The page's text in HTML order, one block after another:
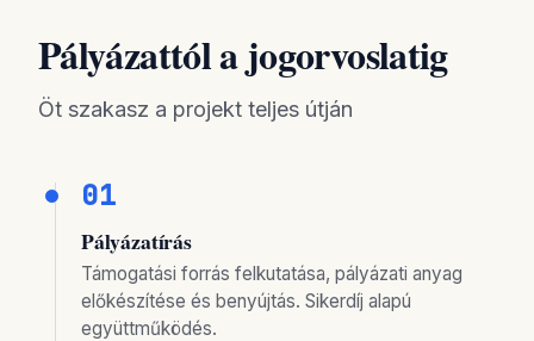
Pályázattól a jogorvoslatig
Öt szakasz a projekt teljes útján
01
Pályázatírás
Támogatási forrás felkutatása, pályázati anyag
előkészítése és benyújtás. Sikerdíj alapú
együttműködés.